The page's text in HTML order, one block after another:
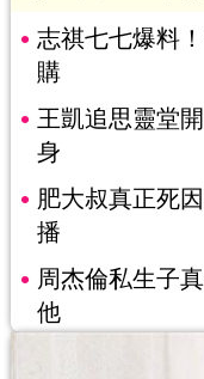
志祺七七爆料
購
王凱追思靈堂
身
肥大叔真正死
播
周杰倫私生子
他